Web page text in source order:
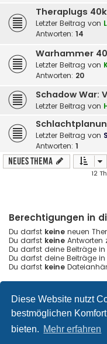
Diese Website nutzt
bestmöglichen
bieten. Mehr erfahren
Theraplugs
Letzter Beitrag von
Antworten: 14
Warhammer
Letzter Beitrag von
Antworten: 20
Schadow War:
Letzter Beitrag von
Letzter Beitrag von
Antworten: 1
Neues Thema
12
Berechtigungen in
Du darfst keine neuen
Du darfst keine Antworten
Du darfst deine Beiträge
Du darfst deine Beiträge
Du darfst keine
Foren-Übersicht